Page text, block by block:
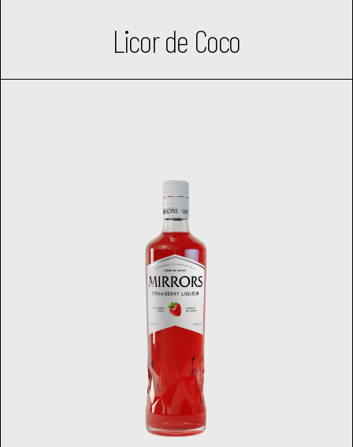
Licor de Coco